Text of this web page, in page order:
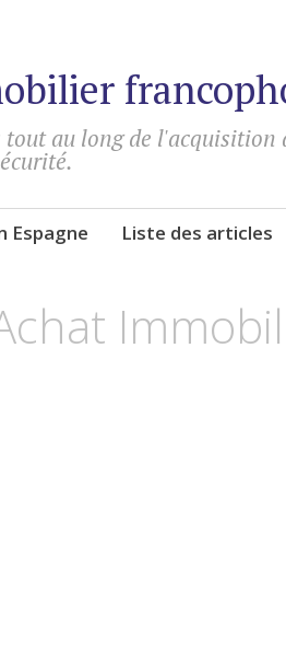
tout au long de
Espagne Liste des articles